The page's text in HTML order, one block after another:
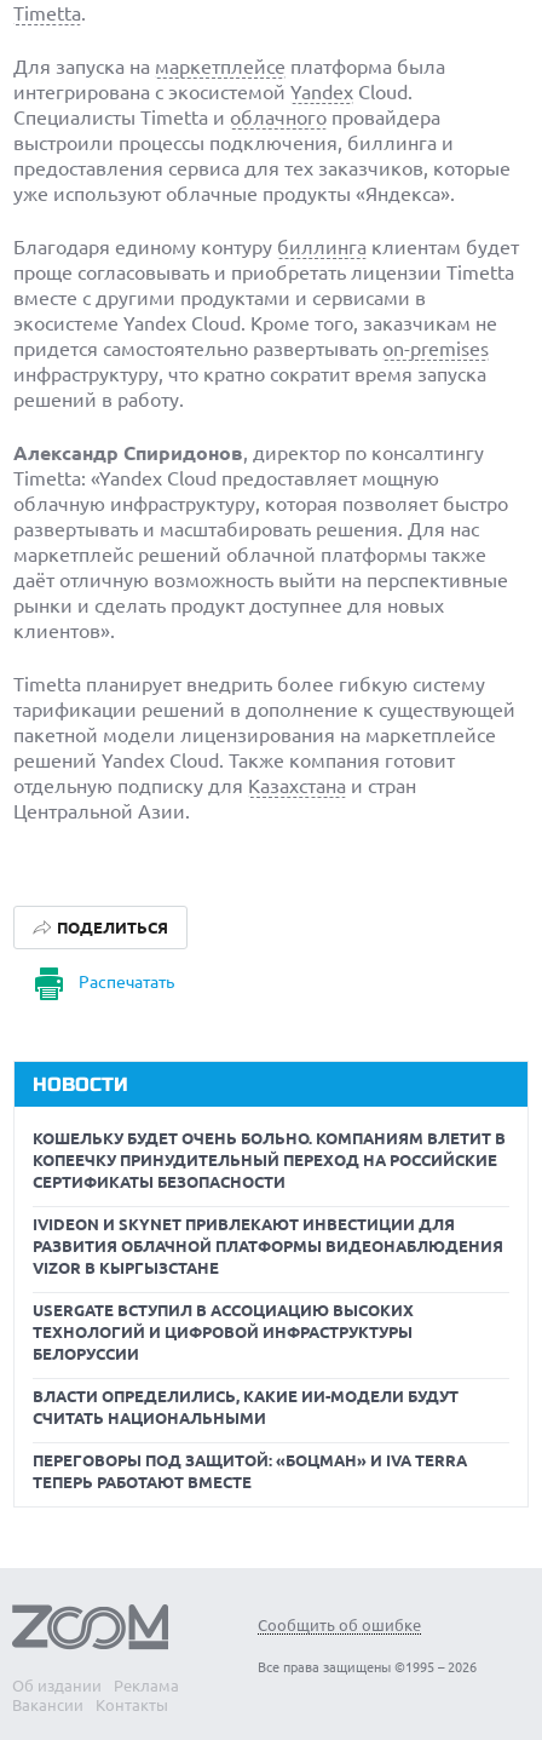
Timetta.
Для запуска на маркетплейсе платформа была
интегрирована с экосистемойYandex Cloud.
Специалисты Timetta и облачного провайдера
выстроили процессы подключения, биллинга и
предоставления сервиса для тех заказчиков, которые
уже используют облачные продукты «Яндекса».
Благодаря единому контуру биллинга клиентам будет
проще согласовывать и приобретать лицензии Timetta
вместе с другими продуктами и сервисами в
экосистеме Yandex Cloud. Кроме того, заказчикам не
придется самостоятельно развертывать on-premises
инфраструктуру, что кратно сократит время запуска
решений в работу.
Александр Спиридонов, директор по консалтингу
Timetta: «Yandex Cloud предоставляет мощную
облачную инфраструктуру, которая позволяет быстро
развертывать и масштабировать решения. Для нас
маркетплейс решений облачной платформы также
даёт отличную возможность выйти на перспективные
рынки и сделать продукт доступнее для новых
клиентов».
Timetta планирует внедрить более гибкую систему
тарификации решений в дополнение к существующей
пакетной модели лицензирования на маркетплейсе
решений Yandex Cloud. Также компания готовит
отдельную подписку для Казахстана и стран
Центральной Азии.
Распечатать
ПОДЕЛИТЬСЯ
НОВОСТИ
КОШЕЛЬКУ БУДЕТ ОЧЕНЬ БОЛЬНО. КОМПАНИЯМ ВЛЕТИТ В
КОПЕЕЧКУ ПРИНУДИТЕЛЬНЫЙ ПЕРЕХОД НА РОССИЙСКИЕ
СЕРТИФИКАТЫ БЕЗОПАСНОСТИ
IVIDEON И SKYNET ПРИВЛЕКАЮТ ИНВЕСТИЦИИ ДЛЯ
РАЗВИТИЯ ОБЛАЧНОЙ ПЛАТФОРМЫ ВИДЕОНАБЛЮДЕНИЯ
VIZOR В КЫРГЫЗСТАНЕ
USERGATE ВСТУПИЛ В АССОЦИАЦИЮ ВЫСОКИХ
ТЕХНОЛОГИЙ И ЦИФРОВОЙ ИНФРАСТРУКТУРЫ
БЕЛОРУССИИ
ВЛАСТИ ОПРЕДЕЛИЛИСЬ, КАКИЕ ИИ-МОДЕЛИ БУДУТ
СЧИТАТЬ НАЦИОНАЛЬНЫМИ
ПЕРЕГОВОРЫ ПОД ЗАЩИТОЙ: «БОЦМАН» И IVA TERRA
ТЕПЕРЬ РАБОТАЮТ ВМЕСТЕ
Об издании
Реклама
Вакансии
Контакты
Сообщить об ошибке
Все права защищены ©1995 – 2026